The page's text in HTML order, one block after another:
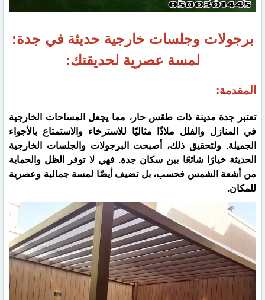
برجولات وجلسات خارجية حديثة في جدة:
لمسة عصرية لحديقتك:
المقدمة:
تعتبر جدة مدينة ذات طقس حار، مما يجعل المساحات الخارجية
في المنازل والفلل ملاذًا مثاليًا للاسترخاء والاستمتاع بالأجواء
الجميلة. ولتحقيق ذلك، أصبحت البرجولات والجلسات الخارجية
الحديثة خيارًا شائعًا بين سكان جدة. فهي لا توفر الظل والحماية
من أشعة الشمس فحسب، بل تضيف أيضًا لمسة جمالية وعصرية
للمكان.